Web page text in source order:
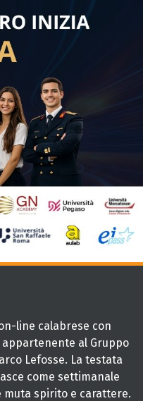
line calabrese con
appartenente al Gruppo
Lefosse. La testata
come settimanale
muta spirito e carattere.